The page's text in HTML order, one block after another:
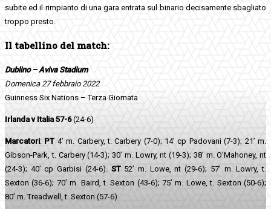
subite ed il rimpianto di una gara entrata sul binario decisamente sbagliato
troppo presto.
Il tabellino del match:
Dublino – Aviva Stadium
Domenica 27 febbraio 2022
Guinness Six Nations – Terza Giornata
Irlanda v Italia 57-6(24-6)
Marcatori: PT 4’ m. Carbery, t. Carbery (7-0); 14’ cp Padovani (7-3); 21’ m.
Gibson-Park, t. Carbery (14-3); 30’ m. Lowry, nt (19-3); 38’ m. O’Mahoney, nt
(24-3); 40’ cp Garbisi (24-6). ST52’ m. Lowe, nt (29-6); 57’ m. Lowry, t.
Sexton (36-6); 70’ m. Baird, t. Sexton (43-6); 75’ m. Lowe, t. Sexton (50-6);
80’ m. Treadwell, t. Sexton (57-6)